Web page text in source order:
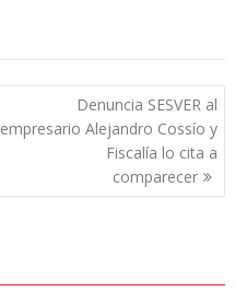
Denuncia SESVER al
empresario Alejandro Cossío y
Fiscalía lo cita a
comparecer